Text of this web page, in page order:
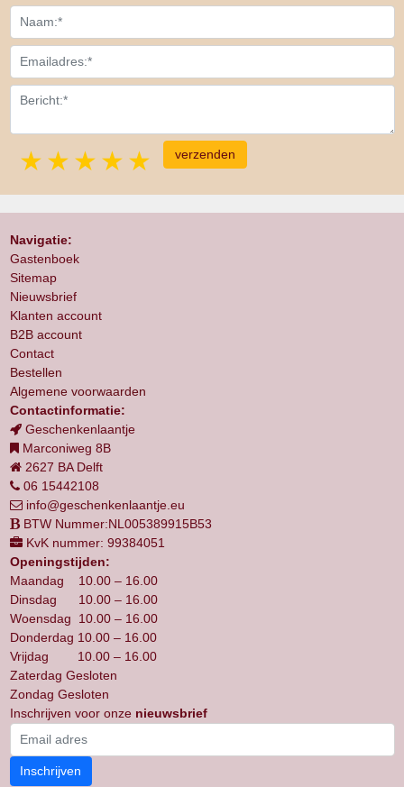
5 stars
4 stars
3 stars
2 stars
1 star
Navigatie:
Gastenboek
Sitemap
Nieuwsbrief
Klanten account
B2B account
Contact
Bestellen
Algemene voorwaarden
Contactinformatie:
Geschenkenlaantje
Marconiweg 8B
2627 BA Delft
06 15442108
info@geschenkenlaantje.eu
BTW Nummer:NL005389915B53
KvK nummer: 99384051
Openingstijden:
Maandag 10.00 – 16.00
Dinsdag 10.00 – 16.00
Woensdag 10.00 – 16.00
Donderdag 10.00 – 16.00
Vrijdag 10.00 – 16.00
Zaterdag Gesloten
Zondag Gesloten
Inschrijven voor onze nieuwsbrief
Inschrijven